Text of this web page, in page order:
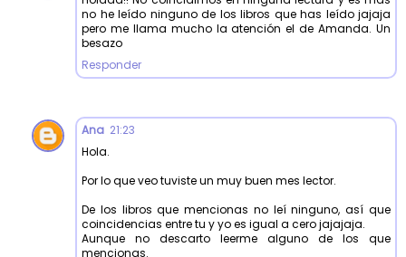
no he leído ninguno de los libros que has leído jajaja
pero me llama mucho la atención el de Amanda. Un
besazo
Responder
Ana 21:23
Hola.
Por lo que veo tuviste un muy buen mes lector.
De los libros que mencionas no leí ninguno, así que
coincidencias entre tu y yo es igual a cero jajajaja.
Aunque no descarto leerme alguno de los que
mencionas.